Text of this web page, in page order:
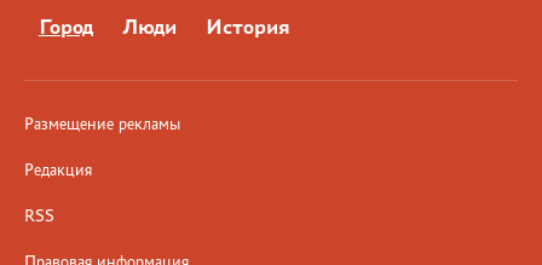
Город Люди История
Размещение рекламы
Редакция
RSS